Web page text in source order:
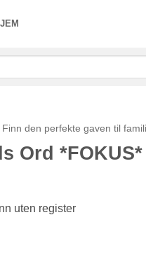
den perfekte gaven til
Ord
uten register
uten register antall